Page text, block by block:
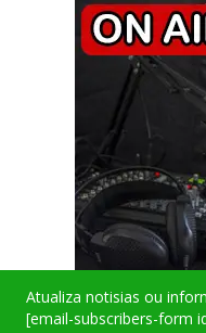
Atualiza notisias ou
[email-subscribers-form